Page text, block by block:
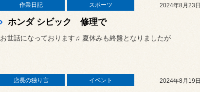
作業日記 スポーツ 2024年8月23日
ホンダ シビック 修理で
お世話になっております♫ 夏休みも終盤となりましたが
店長の独り言 イベント 2024年8月19日